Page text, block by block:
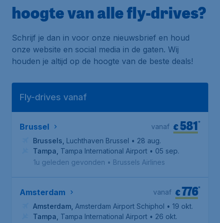
hoogte van alle fly-drives?
Schrijf je dan in voor onze nieuwsbrief en houd
onze website en social media in de gaten. Wij
houden je altijd op de hoogte van de beste deals!
Fly-drives vanaf
Brussel €581*
vanaf
Brussels Luchthaven Brussel • 28 aug.
Tampa Tampa International Airport • 05 sep.
1u geleden gevonden • Brussels Airlines
Amsterdam €776*
vanaf
Amsterdam Amsterdam Airport Schiphol • 19 okt.
Tampa Tampa International Airport • 26 okt.